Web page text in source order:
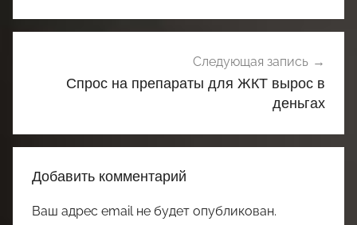
Следующая запись
Спрос на препараты для ЖКТ вырос в
деньгах
Добавить комментарий
Ваш адрес email не будет опубликован.